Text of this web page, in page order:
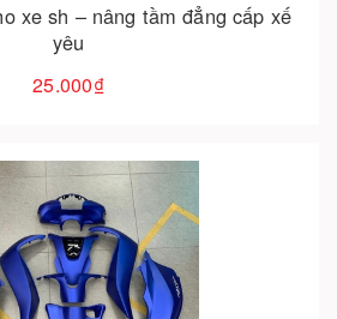
xe sh – nâng tầm đẳng cấp xế
yêu
25.000₫